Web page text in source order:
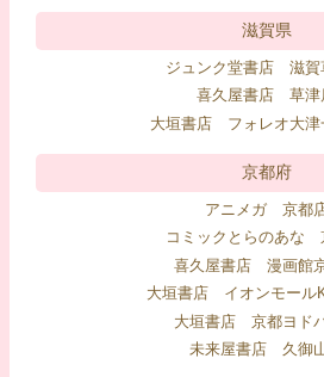
滋賀県
ジュンク堂書店 滋賀
喜久屋書店 草津
大垣書店 フォレオ大津
京都府
アニメガ 京都
コミックとらのあな
喜久屋書店 漫画館
大垣書店 イオンモール
大垣書店 京都ヨド
未来屋書店 久御